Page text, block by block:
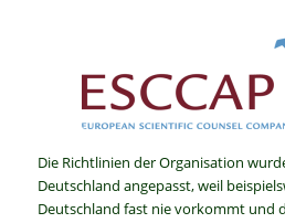
Die Richtlinien der Organisation
Deutschland angepasst, weil
Deutschland fast nie vorkommt und